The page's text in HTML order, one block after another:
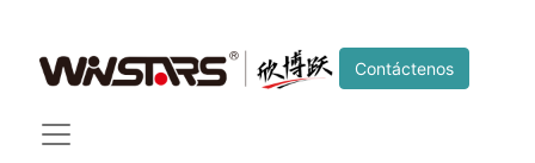
Contáctenos